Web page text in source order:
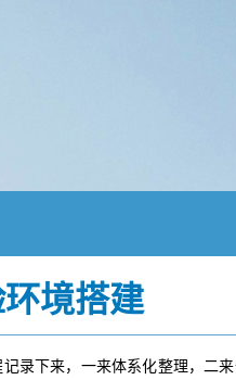
境搭建
录下来，一来体系化整理，二